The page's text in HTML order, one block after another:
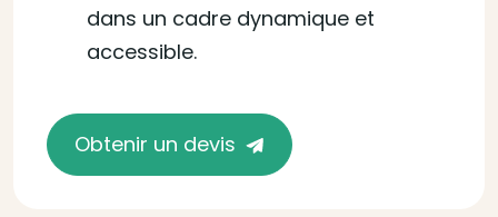
dans un cadre dynamique et
accessible.
Obtenir un devis